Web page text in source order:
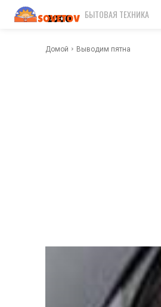
БЫТОВАЯ ТЕХНИКА
Домой Выводим пятна